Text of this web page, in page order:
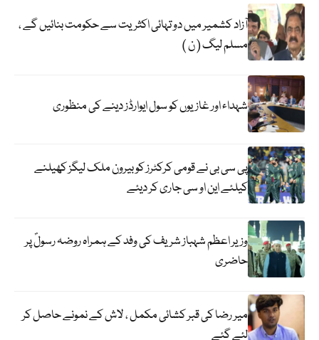
آزاد کشمیر میں دو تہائی اکثریت سے حکومت بنائیں گے ،
مسلم لیگ ( ن )
شہداء اور غازیوں کو سول ایوارڈز دینے کی منظوری
پی سی بی نے قومی کرکٹرز کو بیرون ملک لیگز کھیلنے
کیلئے این او سی جاری کر دیئے
وزیر اعظم شہباز شریف کی وفد کے ہمراہ روضہ رسولؐ پر
حاضری
میر رضا کی قبر کشائی مکمل ، لاش کے نمونے حاصل کر
لئے گئے